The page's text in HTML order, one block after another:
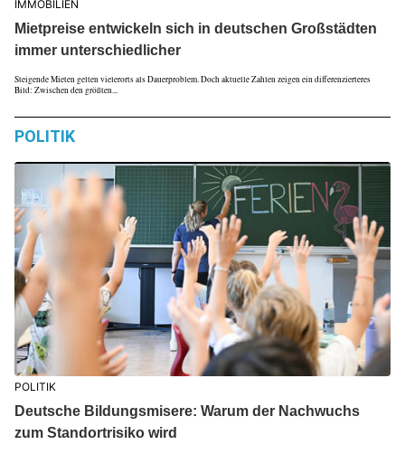
IMMOBILIEN
Mietpreise entwickeln sich in deutschen Großstädten
immer unterschiedlicher
Steigende Mieten gelten vielerorts als Dauerproblem. Doch aktuelle Zahlen zeigen ein differenzierteres
Bild: Zwischen den größten...
POLITIK
POLITIK
Deutsche Bildungsmisere: Warum der Nachwuchs
zum Standortrisiko wird